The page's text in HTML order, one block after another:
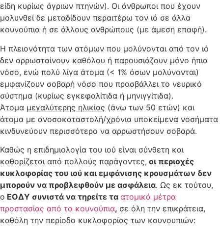
είδη κυρίως άγριων πτηνών). Οι άνθρωποι που έχουν
μολυνθεί δε μεταδίδουν περαιτέρω τον ιό σε άλλα
κουνούπια ή σε άλλους ανθρώπους (με άμεση επαφή).
Η πλειονότητα των ατόμων που μολύνονται από τον ιό
δεν αρρωσταίνουν καθόλου ή παρουσιάζουν μόνο ήπια
νόσο, ενώ πολύ λίγα άτομα (< 1% όσων μολύνονται)
εμφανίζουν σοβαρή νόσο που προσβάλλει το νευρικό
σύστημα (κυρίως εγκεφαλίτιδα ή μηνιγγίτιδα).
Άτομα μεγαλύτερης ηλικίας (άνω των 50 ετών) και
άτομα με ανοσοκαταστολή/χρόνια υποκείμενα νοσήματα
κινδυνεύουν περισσότερο να αρρωστήσουν σοβαρά.
Καθώς η επιδημιολογία του ιού είναι σύνθετη και
καθορίζεται από πολλούς παράγοντες, οι περιοχές
κυκλοφορίας του ιού και εμφάνισης κρουσμάτων δεν
μπορούν να προβλεφθούν με ασφάλεια. Ως εκ τούτου,
o ΕΟΔΥ συνιστά να τηρείτε τα ατομικά μέτρα
προστασίας από τα κουνούπια, σε όλη την επικράτεια,
καθόλη την περίοδο κυκλοφορίας των κουνουπιών: